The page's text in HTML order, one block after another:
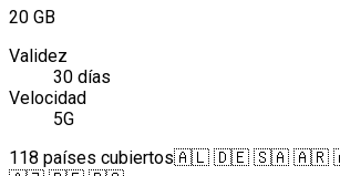
20 GB
Validez
30 días
Velocidad
5G
118 países cubiertos🇦🇱 🇩🇪 🇸🇦 🇦🇷